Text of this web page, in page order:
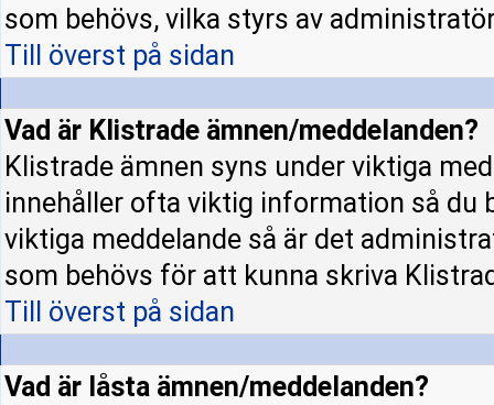
som behövs, vilka styrs av
Till överst på sidan
Vad är Klistrade ämnen/meddelanden?
Klistrade ämnen syns under viktiga
innehåller ofta viktig information så du
viktiga meddelande så är det
som behövs för att kunna skriva
Till överst på sidan
Vad är låsta ämnen/meddelanden?